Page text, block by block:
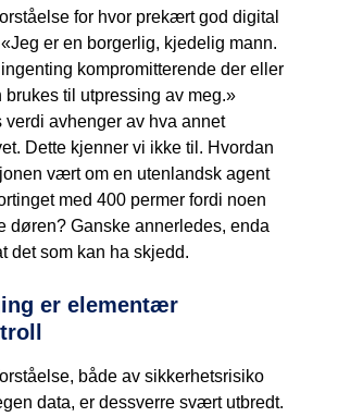
for hvor prekært god digital
er en borgerlig, kjedelig mann.
kompromitterende der eller
brukes til utpressing av meg.»
verdi avhenger av hva annet
Dette kjenner vi ikke til. Hvordan
vært om en utenlandsk agent
med 400 permer fordi noen
døren? Ganske annerledes, enda
det som kan ha skjedd.
er elementær
både av sikkerhetsrisiko
data, er dessverre svært utbredt.